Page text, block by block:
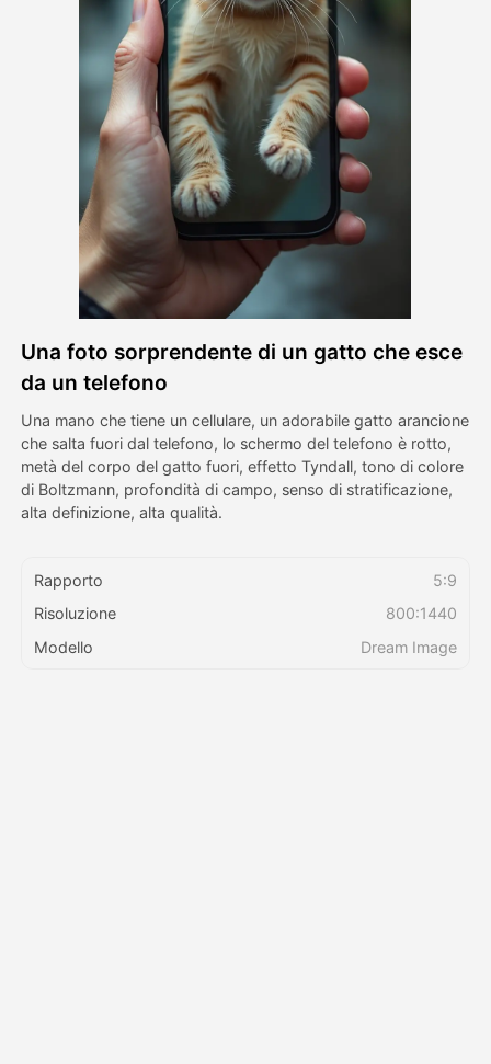
Video di Avatar
Video di AI
Altri strumenti
Vedi tutti i modelli
Galleria
Blog
API
Una foto sorprendente di un gatto che esce
da un telefono
Una mano che tiene un cellulare, un adorabile gatto arancione
che salta fuori dal telefono, lo schermo del telefono è rotto,
metà del corpo del gatto fuori, effetto Tyndall, tono di colore
di Boltzmann, profondità di campo, senso di stratificazione,
alta definizione, alta qualità.
Rapporto
5:9
Risoluzione
800:1440
Modello
Dream Image